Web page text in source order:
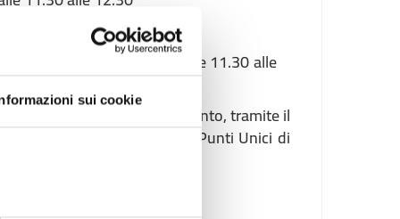
sui cookie
Centenario 4 - venerdì dalle 11.30 alle
della Comunità di riferimento, tramite il
Scelta oppure attraverso i Punti Unici di